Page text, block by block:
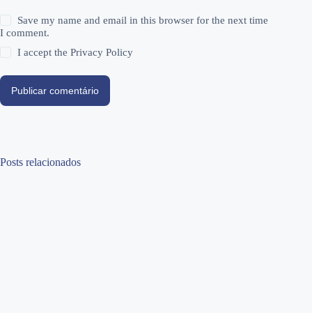
Save my name and email in this browser for the next time
I comment.
I accept thePrivacy Policy
Publicar comentário
Posts relacionados